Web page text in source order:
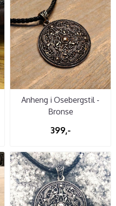
Anheng i Osebergstil -
Bronse
399,-